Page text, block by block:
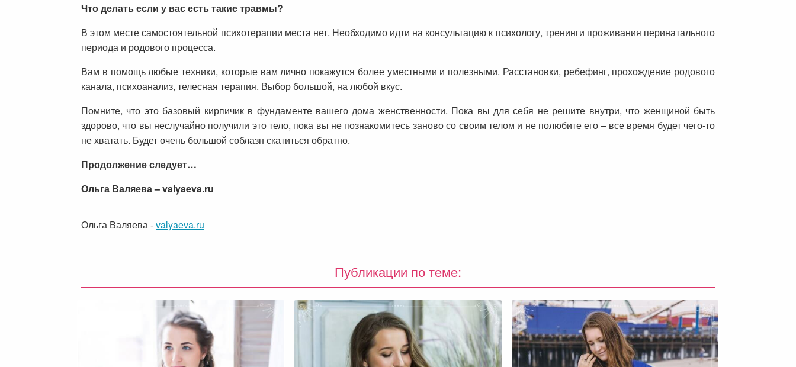
Что делать если у вас есть такие травмы?
В этом месте самостоятельной психотерапии места нет. Необходимо идти на консультацию к психологу, тренинги проживания перинатального
периода и родового процесса.
Вам в помощь любые техники, которые вам лично покажутся более уместными и полезными. Расстановки, ребефинг, прохождение родового
канала, психоанализ, телесная терапия. Выбор большой, на любой вкус.
Помните, что это базовый кирпичик в фундаменте вашего дома женственности. Пока вы для себя не решите внутри, что женщиной быть
здорово, что вы неслучайно получили это тело, пока вы не познакомитесь заново со своим телом и не полюбите его – все время будет чего-то
не хватать. Будет очень большой соблазн скатиться обратно.
Продолжение следует…
Ольга Валяева – valyaeva.ru
Ольга Валяева -valyaeva.ru
Публикации по теме: